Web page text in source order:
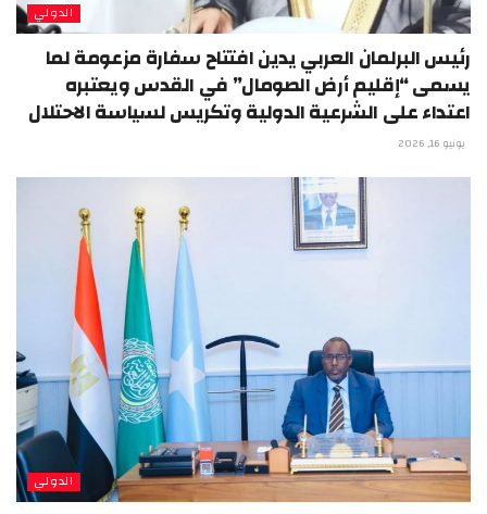
الدولي
رئيس البرلمان العربي يدين افتتاح سفارة مزعومة لما
يسمى “إقليم أرض الصومال” في القدس ويعتبره
اعتداء على الشرعية الدولية وتكريس لسياسة الاحتلال
يونيو 16, 2026
الدولي